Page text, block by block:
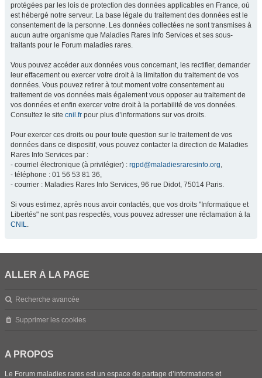
protégées par les lois de protection des données applicables en France, où
est hébergé notre serveur. La base légale du traitement des données est le
consentement de la personne. Les données collectées ne sont transmises à
aucun autre organisme que Maladies Rares Info Services et ses sous-
traitants pour le Forum maladies rares.
Vous pouvez accéder aux données vous concernant, les rectifier, demander
leur effacement ou exercer votre droit à la limitation du traitement de vos
données. Vous pouvez retirer à tout moment votre consentement au
traitement de vos données mais également vous opposer au traitement de
vos données et enfin exercer votre droit à la portabilité de vos données.
Consultez le site cnil.fr pour plus d’informations sur vos droits.
Pour exercer ces droits ou pour toute question sur le traitement de vos
données dans ce dispositif, vous pouvez contacter la direction de Maladies
Rares Info Services par :
- courriel électronique (à privilégier) : rgpd@maladiesraresinfo.org,
- téléphone : 01 56 53 81 36,
- courrier : Maladies Rares Info Services, 96 rue Didot, 75014 Paris.
Si vous estimez, après nous avoir contactés, que vos droits "Informatique et
Libertés" ne sont pas respectés, vous pouvez adresser une réclamation à la
CNIL.
ALLER À LA PAGE
Recherche avancée
Supprimer les cookies
A PROPOS
Le Forum maladies rares est un espace de partage d’informations et